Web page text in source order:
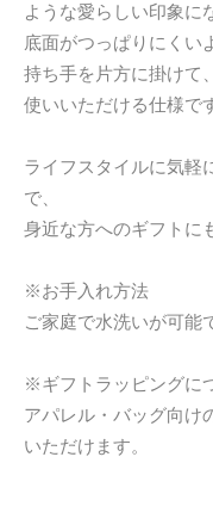
ような愛らしい印象に
底面がつっぱりにくい
持ち手を片方に掛けて
使いいただける仕様で
ライフスタイルに気軽
で、
身近な方へのギフトに
※お手入れ方法
ご家庭で水洗いが可能
※ギフトラッピングに
アパレル・バッグ向け
いただけます。